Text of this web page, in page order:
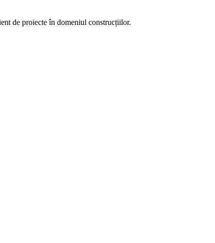
de proiecte în domeniul construcțiilor.